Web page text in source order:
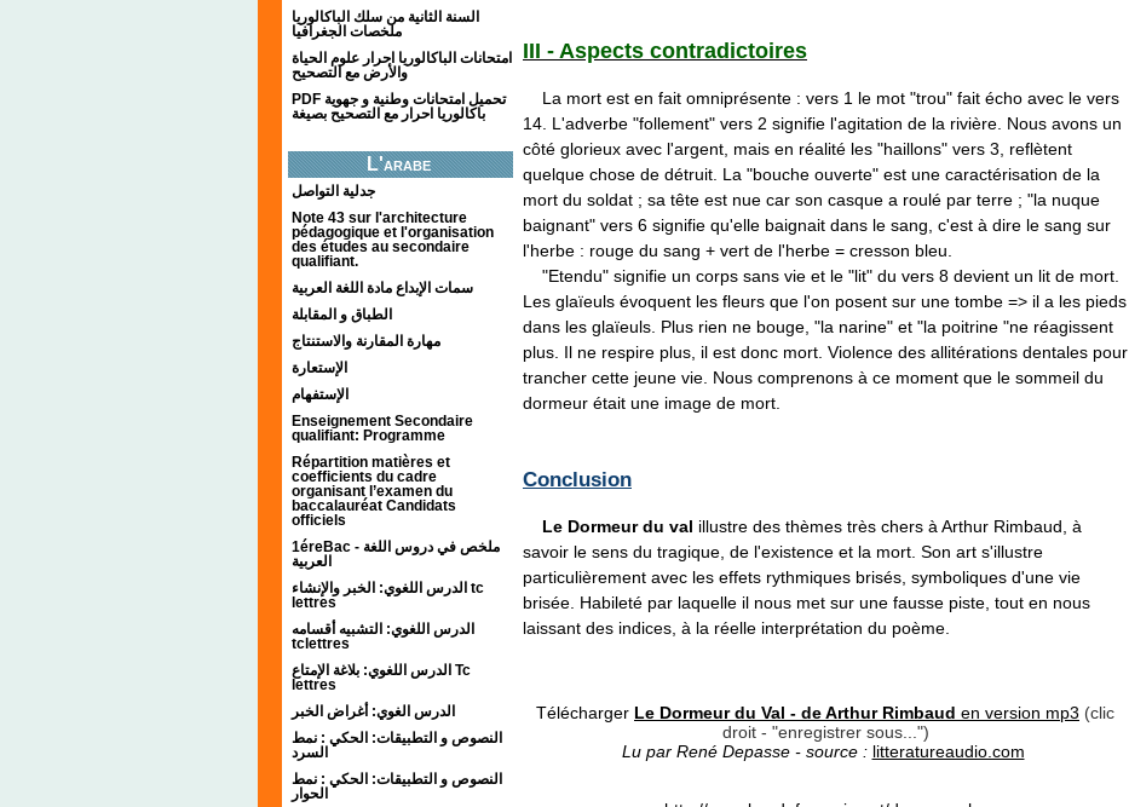
السنة الثانية من سلك الباكالوريا
ملخصات الجغرافيا
امتحانات الباكالوريا احرار علوم الحياة
والأرض مع التصحيح
PDF تحميل امتحانات وطنية و جهوية
باكالوريا احرار مع التصحيح بصيغة
L'arabe
جدلية التواصل
Note 43 sur l'architecture
pédagogique et l'organisation
des études au secondaire
qualifiant.
سمات الإبداع مادة اللغة العربية
الطباق و المقابلة
مهارة المقارنة والاستنتاج
الإستعارة
الإستفهام
Enseignement Secondaire
qualifiant: Programme
Répartition matières et
coefficients du cadre
organisant l’examen du
baccalauréat Candidats
officiels
1éreBac - ملخص في دروس اللغة
العربية
الدرس اللغوي: الخبر والإنشاء tc
lettres
الدرس اللغوي: التشبيه أقسامه
tclettres
الدرس اللغوي: بلاغة الإمتاع Tc
lettres
الدرس الغوي: أغراض الخبر
النصوص و التطبيقات: الحكي : نمط
السرد
النصوص و التطبيقات: الحكي : نمط
الحوار
III - Aspects contradictoires
La mort est en fait omniprésente : vers 1 le mot "trou" fait écho avec le vers
14. L'adverbe "follement" vers 2 signifie l'agitation de la rivière. Nous avons un
côté glorieux avec l'argent, mais en réalité les "haillons" vers 3, reflètent
quelque chose de détruit. La "bouche ouverte" est une caractérisation de la
mort du soldat ; sa tête est nue car son casque a roulé par terre ; "la nuque
baignant" vers 6 signifie qu'elle baignait dans le sang, c'est à dire le sang sur
l'herbe : rouge du sang + vert de l'herbe = cresson bleu.
"Etendu" signifie un corps sans vie et le "lit" du vers 8 devient un lit de mort.
Les glaïeuls évoquent les fleurs que l'on posent sur une tombe => il a les pieds
dans les glaïeuls. Plus rien ne bouge, "la narine" et "la poitrine "ne réagissent
plus. Il ne respire plus, il est donc mort. Violence des allitérations dentales pour
trancher cette jeune vie. Nous comprenons à ce moment que le sommeil du
dormeur était une image de mort.
Conclusion
Le Dormeur du val illustre des thèmes très chers à Arthur Rimbaud, à
savoir le sens du tragique, de l'existence et la mort. Son art s'illustre
particulièrement avec les effets rythmiques brisés, symboliques d'une vie
brisée. Habileté par laquelle il nous met sur une fausse piste, tout en nous
laissant des indices, à la réelle interprétation du poème.
Télécharger Le Dormeur du Val - de Arthur Rimbaud en version mp3 (clic
droit - "enregistrer sous...")
Lu par René Depasse - source : litteratureaudio.com